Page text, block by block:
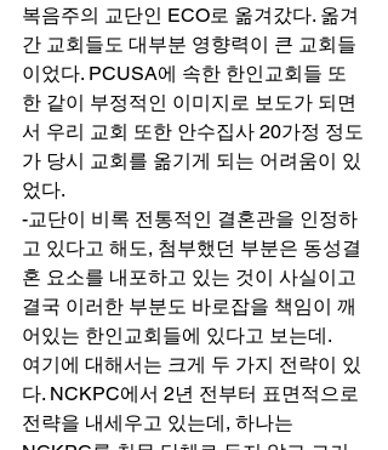
복음주의 교단인 ECO로 옮겨갔다. 옮겨
간 교회들도 대부분 영향력이 큰 교회들
이었다. PCUSA에 속한 한인교회들 또
한 같이 부정적인 이미지로 보도가 되면
서 우리 교회 또한 안수집사 20가정 정도
가 당시 교회를 옮기게 되는 어려움이 있
었다.
-교단이 비록 전통적인 결혼관을 인정하
고 있다고 해도, 첨부했던 부분은 동성결
혼 요소를 내포하고 있는 것이 사실이고
결국 이러한 부분도 바로잡을 책임이 깨
어있는 한인교회들에 있다고 보는데.
여기에 대해서는 크게 두 가지 전략이 있
다. NCKPC에서 2년 전부터 표면적으로
전략을 내세우고 있는데, 하나는